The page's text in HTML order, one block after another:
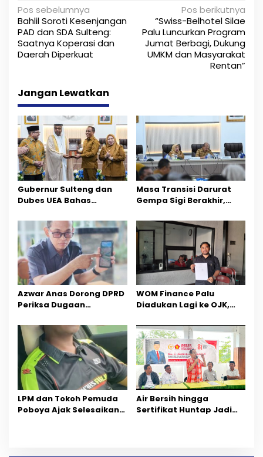
N
a
v
g
a
s
i
p
o
s
Pos sebelumnya
Bahlil Soroti Kesenjangan
PAD dan SDA Sulteng:
Saatnya Koperasi dan
Daerah Diperkuat
Pos berikutnya
“Swiss-Belhotel Silae
Palu Luncurkan Program
Jumat Berbagi, Dukung
UMKM dan Masyarakat
Rentan”
Jangan Lewatkan
Gubernur Sulteng dan
Dubes UEA Bahas
Sektor Jadi Prioritas
Masa Transisi Darurat
Gempa Sigi Berakhir,
Percepatan Pemulihan
Azwar Anas Dorong DPRD
Periksa Dugaan
Wilayah Tambang PT
CPM
‎WOM Finance Palu
Diadukan Lagi ke OJK,
Pelelangan Kini
Penarikan Kendaraan
Dipersoalkan ‎
LPM dan Tokoh Pemuda
Poboya Ajak Selesaikan
Air Bersih hingga
Sertifikat Huntap Jadi